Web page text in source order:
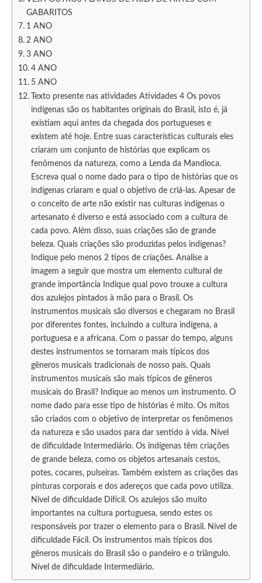
GABARITOS
1 ANO
2 ANO
3 ANO
4 ANO
5 ANO
Texto presente nas atividades Atividades 4 Os povos
indígenas são os habitantes originais do Brasil, isto é, já
existiam aqui antes da chegada dos portugueses e
existem até hoje. Entre suas características culturais eles
criaram um conjunto de histórias que explicam os
fenômenos da natureza, como a Lenda da Mandioca.
Escreva qual o nome dado para o tipo de histórias que os
indígenas criaram e qual o objetivo de criá-las. Apesar de
o conceito de arte não existir nas culturas indígenas o
artesanato é diverso e está associado com a cultura de
cada povo. Além disso, suas criações são de grande
beleza. Quais criações são produzidas pelos indígenas?
Indique pelo menos 2 tipos de criações. Analise a
imagem a seguir que mostra um elemento cultural de
grande importância Indique qual povo trouxe a cultura
dos azulejos pintados à mão para o Brasil. Os
instrumentos musicais são diversos e chegaram no Brasil
por diferentes fontes, incluindo a cultura indígena, a
portuguesa e a africana. Com o passar do tempo, alguns
destes instrumentos se tornaram mais típicos dos
gêneros musicais tradicionais de nosso país. Quais
instrumentos musicais são mais típicos de gêneros
musicais do Brasil? Indique ao menos um instrumento. O
nome dado para esse tipo de histórias é mito. Os mitos
são criados com o objetivo de interpretar os fenômenos
da natureza e são usados para dar sentido à vida. Nível
de dificuldade Intermediário. Os indígenas têm criações
de grande beleza, como os objetos artesanais cestos,
potes, cocares, pulseiras. Também existem as criações das
pinturas corporais e dos adereços que cada povo utiliza.
Nível de dificuldade Difícil. Os azulejos são muito
importantes na cultura portuguesa, sendo estes os
responsáveis por trazer o elemento para o Brasil. Nível de
dificuldade Fácil. Os instrumentos mais típicos dos
gêneros musicais do Brasil são o pandeiro e o triângulo.
Nível de dificuldade Intermediário.